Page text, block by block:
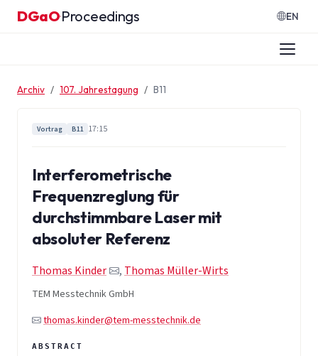
Zum Inhalt springen
DGaO·Proceedings EN
Archiv 107. Jahrestagung B11
Vortrag B11 17:15
Interferometrische
Frequenzreglung für
durchstimmbare Laser mit
absoluter Referenz
Thomas Kinder , Thomas Müller-Wirts
TEM Messtechnik GmbH
thomas.kinder@tem-messtechnik.de